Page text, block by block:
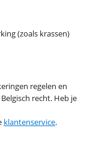
(zoals krassen)
regelen en
recht. Heb je
klantenservice.